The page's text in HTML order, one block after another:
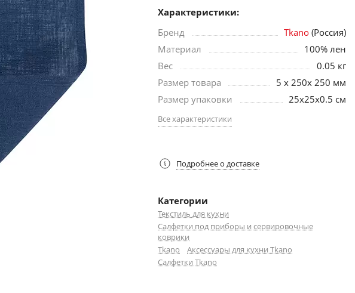
Характеристики:
Бренд
Tkano (Россия)
Материал
100% лен
Вес
0.05 кг
Размер товара
5 х 250х 250 мм
Размер упаковки
25х25х0.5 см
Все характеристики
Подробнее о доставке
Категории
Текстиль для кухни
Салфетки под приборы и сервировочные
коврики
Tkano
Аксессуары для кухни Tkano
Салфетки Tkano